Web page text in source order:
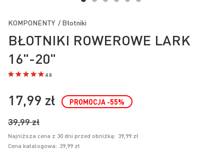
na
początek
galerii
BŁOTNIKI ROWEROWE LARK
16"-20"
4.8
KOMPONENTY / Błotniki
17,99 zł
39,99 zł
PROMOCJA -55%
Najniższa cena z 30 dni przed obniżką: 39,99 zł
Cena katalogowa: 39,99 zł